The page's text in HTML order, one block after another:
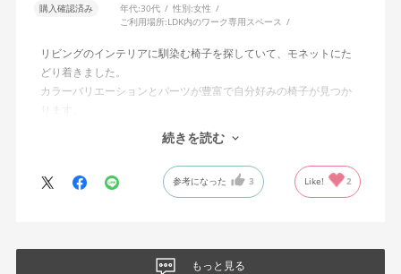
購入確認済み 年代:30代 性別:女性
ご利用場所:LDK内のワーク専用スペース
リビングのインテリアに馴染む椅子を探していて、モネットにた
どり着きました。
カラーバリエーションとパーツが豊富で自分好みの椅子が見つか
オフィスチェアにしては比較的コンパクトで家に置くのに最適で
した、座り心地も良く大変気に入っています。
今回どうしても欲しい色の組み合わせがあったので固定肘の物を
購入しましたが、欲を言えば稼働肘バージョンもバイカラーなど
続きを読む
参考になった 3 Like! 2
もっと見る